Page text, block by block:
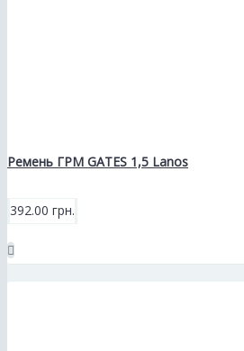
Ремень ГРМ GATES 1,5 Lanos
392.00 грн.